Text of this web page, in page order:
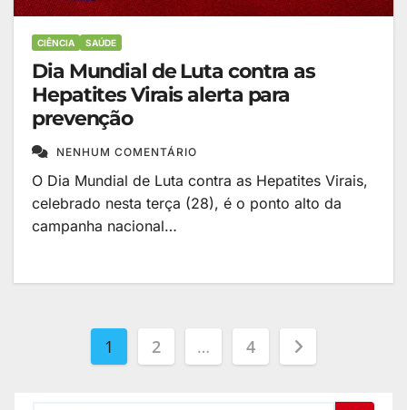
CIÊNCIA SAÚDE
Dia Mundial de Luta contra as
Hepatites Virais alerta para
prevenção
NENHUM COMENTÁRIO
O Dia Mundial de Luta contra as Hepatites Virais,
celebrado nesta terça (28), é o ponto alto da
campanha nacional…
1 2 … 4